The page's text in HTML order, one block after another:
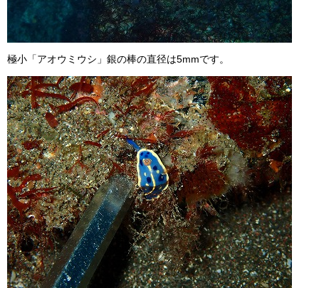
極小「アオウミウシ」銀の棒の直径は5mmです。